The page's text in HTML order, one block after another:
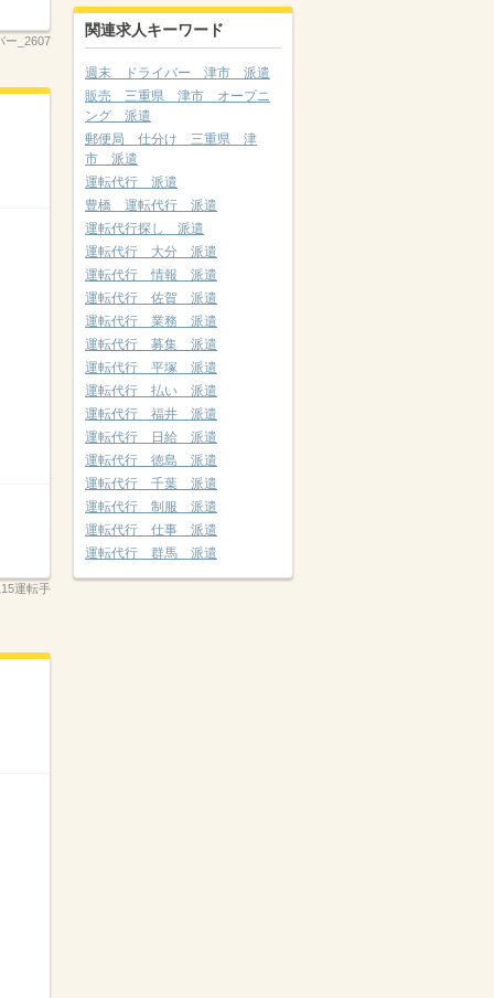
ー_2607
運転手
関連求人キーワード
週末 ドライバー 津市 派遣
販売 三重県 津市 オープニ
ング 派遣
郵便局 仕分け 三重県 津
市 派遣
運転代行 派遣
豊橋 運転代行 派遣
運転代行探し 派遣
運転代行 大分 派遣
運転代行 情報 派遣
運転代行 佐賀 派遣
運転代行 業務 派遣
運転代行 募集 派遣
運転代行 平塚 派遣
運転代行 払い 派遣
運転代行 福井 派遣
運転代行 日給 派遣
運転代行 徳島 派遣
運転代行 千葉 派遣
運転代行 制服 派遣
運転代行 仕事 派遣
運転代行 群馬 派遣